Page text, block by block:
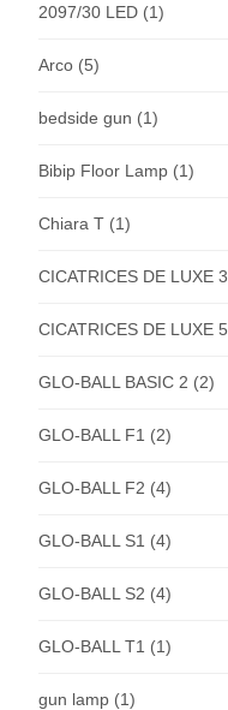
2097/30 LED (1)
Arco (5)
bedside gun (1)
Bibip Floor Lamp (1)
Chiara T (1)
CICATRICES DE LUXE 3
CICATRICES DE LUXE 5
GLO-BALL BASIC 2 (2)
GLO-BALL F1 (2)
GLO-BALL F2 (4)
GLO-BALL S1 (4)
GLO-BALL S2 (4)
GLO-BALL T1 (1)
gun lamp (1)